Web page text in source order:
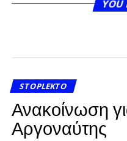
YOU
STOPLEKTO
Ανακοίνωση
Αργοναύτης